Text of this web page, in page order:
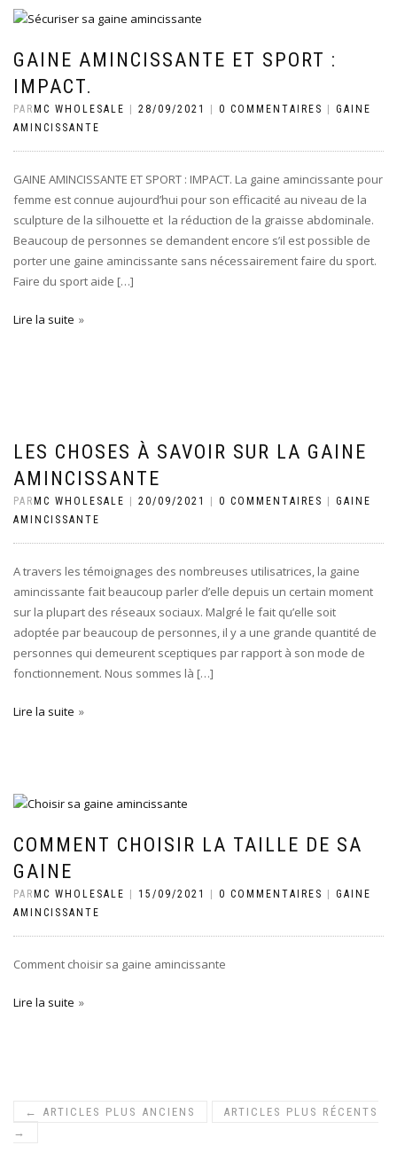
GAINE AMINCISSANTE ET SPORT :
IMPACT.
PAR MC WHOLESALE 28/09/2021 0 COMMENTAIRES
GAINE
AMINCISSANTE
GAINE AMINCISSANTE ET SPORT : IMPACT. La gaine amincissante pour
femme est connue aujourd’hui pour son efficacité au niveau de la
sculpture de la silhouette et la réduction de la graisse abdominale.
Beaucoup de personnes se demandent encore s’il est possible de
porter une gaine amincissante sans nécessairement faire du sport.
Faire du sport aide […]
Lire la suite
LES CHOSES À SAVOIR SUR LA GAINE
AMINCISSANTE
PAR MC WHOLESALE 20/09/2021 0 COMMENTAIRES
GAINE
AMINCISSANTE
A travers les témoignages des nombreuses utilisatrices, la gaine
amincissante fait beaucoup parler d’elle depuis un certain moment
sur la plupart des réseaux sociaux. Malgré le fait qu’elle soit
adoptée par beaucoup de personnes, il y a une grande quantité de
personnes qui demeurent sceptiques par rapport à son mode de
fonctionnement. Nous sommes là […]
Lire la suite
COMMENT CHOISIR LA TAILLE DE SA
GAINE
PAR MC WHOLESALE 15/09/2021 0 COMMENTAIRES
GAINE
AMINCISSANTE
Comment choisir sa gaine amincissante
Lire la suite
← ARTICLES PLUS ANCIENS
ARTICLES PLUS RÉCENTS
→